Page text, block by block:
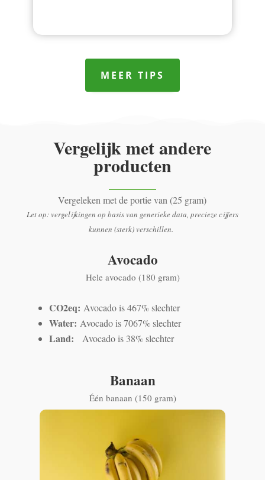
MEER TIPS
Vergelijk met andere
producten
Vergeleken met de portie van (25 gram)
Let op: vergelijkingen op basis van generieke data, precieze cijfers
kunnen (sterk) verschillen.
Avocado
Hele avocado (180 gram)
CO2eq:Avocado is 467% slechter
Water:Avocado is 7067% slechter
Land:Avocado is 38% slechter
Banaan
Één banaan (150 gram)